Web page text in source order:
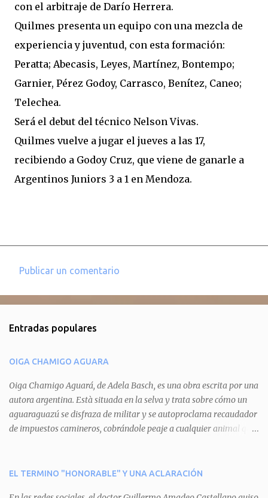
con el arbitraje de Darío Herrera.
Quilmes presenta un equipo con una mezcla de
experiencia y juventud, con esta formación:
Peratta; Abecasis, Leyes, Martínez, Bontempo;
Garnier, Pérez Godoy, Carrasco, Benítez, Caneo;
Telechea.
Será el debut del técnico Nelson Vivas.
Quilmes vuelve a jugar el jueves a las 17,
recibiendo a Godoy Cruz, que viene de ganarle a
Argentinos Juniors 3 a 1 en Mendoza.
e
t
a
r
i
o
Publicar un comentario
Entradas populares
OIGA CHAMIGO AGUARA
Oiga Chamigo Aguará, de Adela Basch, es una obra escrita por una
autora argentina. Està situada en la selva y trata sobre cómo un
aguaraguazú se disfraza de militar y se autoproclama recaudador
de impuestos camineros, cobrándole peaje a cualquier animal que
aguará le provoca. De igual manera pasa con Tatú, el armadillo.
EL TERMINO "HONORABLE" Y UNA ACLARACIÓN